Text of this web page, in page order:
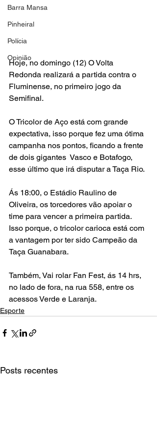
Barra Mansa
Pinheiral
Polícia
Opinião
Hoje, no domingo (12) O Volta
Redonda realizará a partida contra o
Fluminense, no primeiro jogo da
Semifinal.
O Tricolor de Aço está com grande
expectativa, isso porque fez uma ótima
campanha nos pontos, ficando a frente
de dois gigantes  Vasco e Botafogo,
esse último que irá disputar a Taça Rio.
Ás 18:00, o Estádio Raulino de
Oliveira, os torcedores vão apoiar o
time para vencer a primeira partida.
Isso porque, o tricolor carioca está com
a vantagem por ter sido Campeão da
Taça Guanabara.
Também, Vai rolar Fan Fest, ás 14 hrs,
no lado de fora, na rua 558, entre os
acessos Verde e Laranja.
Esporte
Posts recentes